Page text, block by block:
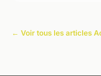
← Voir tous les articles